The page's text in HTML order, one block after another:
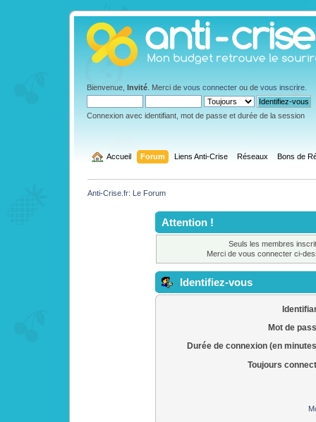
Bienvenue, Invité . Merci de vous connecter ou de vous inscrire
Connexion avec identifiant, mot de passe et durée de la session
Accueil Forum Liens Anti-Crise Réseaux Bons de
Anti-Crise.fr: Le Forum
Attention !
Seuls les membres
Merci de vous connecter ci-
Identifiez-vous
Mot de
Durée de connexion (en
Toujours